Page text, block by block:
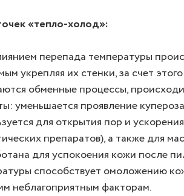
«тепло-холод»:
перепада температуры
укрепляя их стенки, за счет
обменные процессы,
уменьшается проявление
для открытия пор и
препаратов), а также для
для успокоения кожи после
способствует омоложению
неблагоприятным факторам.